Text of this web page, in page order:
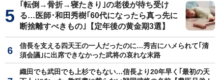
｢転倒→骨折→寝たきり｣の老後が待ち受け
る…医師･和田秀樹｢60代になったら真っ先に
断捨離すべきもの｣【定年後の黄金期3選】
信長を支える四天王の一人だったのに…秀吉にハメられて｢清
須会議｣に出席できなかった武将の哀れな末路
織田でも武田でも上杉でもない…信長より20年早く｢最初の天